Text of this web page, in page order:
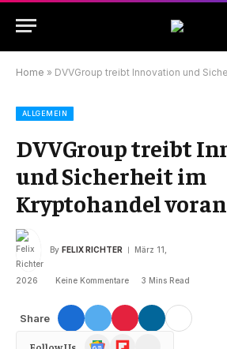
Home » DVVGroup treibt Innovation und
ALLGEMEIN
DVVGroup treibt
und Sicherheit im
Kryptohandel voran
By FELIX RICHTER März 11,
2026 Keine Kommentare 3 Mins Read
Share
GoogleFlipboard